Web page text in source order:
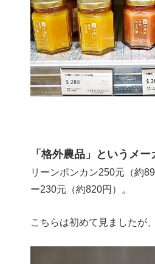
「格外農品」というメ
リーンポンカン250元（約
ー230元（約820円）。
こちらは初めて見ましたが